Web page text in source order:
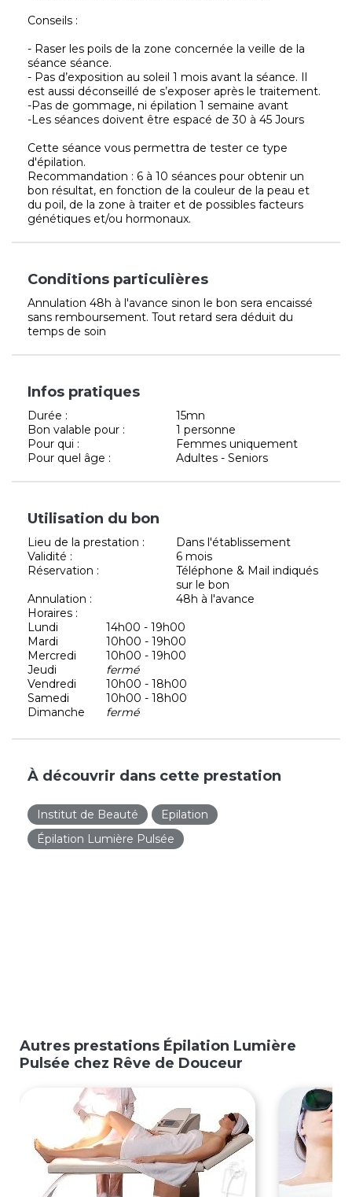
Conseils :
- Raser les poils de la zone concernée la veille de la
séance séance.
- Pas d’exposition au soleil 1 mois avant la séance. Il
est aussi déconseillé de s’exposer après le traitement.
-Pas de gommage, ni épilation 1 semaine avant
-Les séances doivent être espacé de 30 à 45 Jours
Cette séance vous permettra de tester ce type
d'épilation.
Recommandation : 6 à 10 séances pour obtenir un
bon résultat, en fonction de la couleur de la peau et
du poil, de la zone à traiter et de possibles facteurs
génétiques et/ou hormonaux.
Conditions particulières
Annulation 48h à l'avance sinon le bon sera encaissé
sans remboursement. Tout retard sera déduit du
temps de soin
Infos pratiques
Durée :
15mn
Bon valable pour :
1 personne
Pour qui :
Femmes uniquement
Pour quel âge :
Adultes - Seniors
Utilisation du bon
Lieu de la prestation :
Dans l'établissement
Validité :
6 mois
Réservation :
Téléphone & Mail indiqués
sur le bon
Annulation :
48h à l'avance
Horaires :
Lundi
14h00 - 19h00
Mardi
10h00 - 19h00
Mercredi
10h00 - 19h00
Jeudi
fermé
Vendredi
10h00 - 18h00
Samedi
10h00 - 18h00
Dimanche
fermé
À découvrir dans cette prestation
Institut de Beauté
Epilation
Épilation Lumière Pulsée
Autres prestations Épilation Lumière
Pulsée chez Rêve de Douceur